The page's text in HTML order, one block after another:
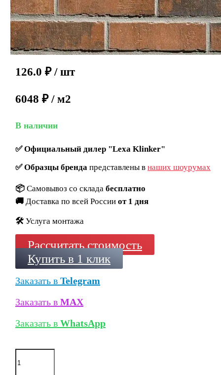
126.0 ₽ / шт
6048 ₽ / м2
В наличии
✅Официальный дилер "Lexa Klinker"
✅Образцы брендапредставлены в наших шоурумах
📦 Самовывоз со склада бесплатно
🚚 Доставка по всей России от 1 дня
🛠️ Услуга монтажа
Рассчитать стоимость
Купить в 1 клик
Заказать в Telegram
Заказать в MAX
Заказать в WhatsApp
Количество
товара